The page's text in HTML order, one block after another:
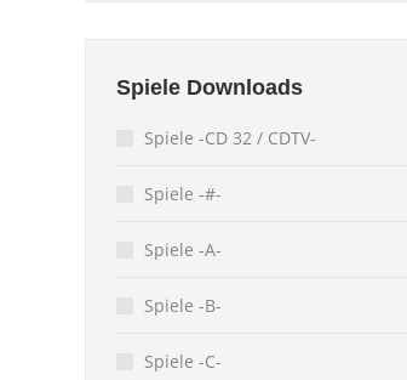
Spiele Downloads
Spiele -CD 32 / CDTV-
Spiele -#-
Spiele -A-
Spiele -B-
Spiele -C-